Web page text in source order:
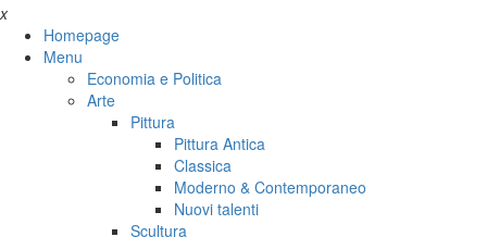
x
Homepage
Menu
Economia e Politica
Arte
Pittura
Pittura Antica
Classica
Moderno & Contemporaneo
Nuovi talenti
Scultura